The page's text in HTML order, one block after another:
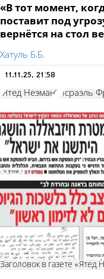
«В тот момент,
поставит под
вернётся на стол
Хатуль Б.Б.
11.11.25, 21:58
“Ятед Неэман” Исраэль
Заголовок в газете «Ятед